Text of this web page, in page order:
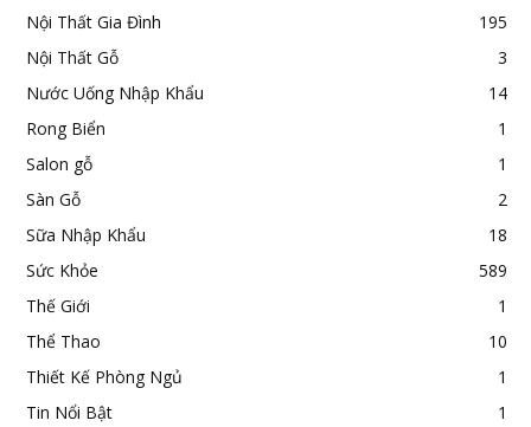
Nội Thất Gia Đình
195
Nội Thất Gỗ
3
Nước Uống Nhập Khẩu
14
Rong Biển
1
Salon gỗ
1
Sàn Gỗ
2
Sữa Nhập Khẩu
18
Sức Khỏe
589
Thế Giới
1
Thể Thao
10
Thiết Kế Phòng Ngủ
1
Tin Nổi Bật
1